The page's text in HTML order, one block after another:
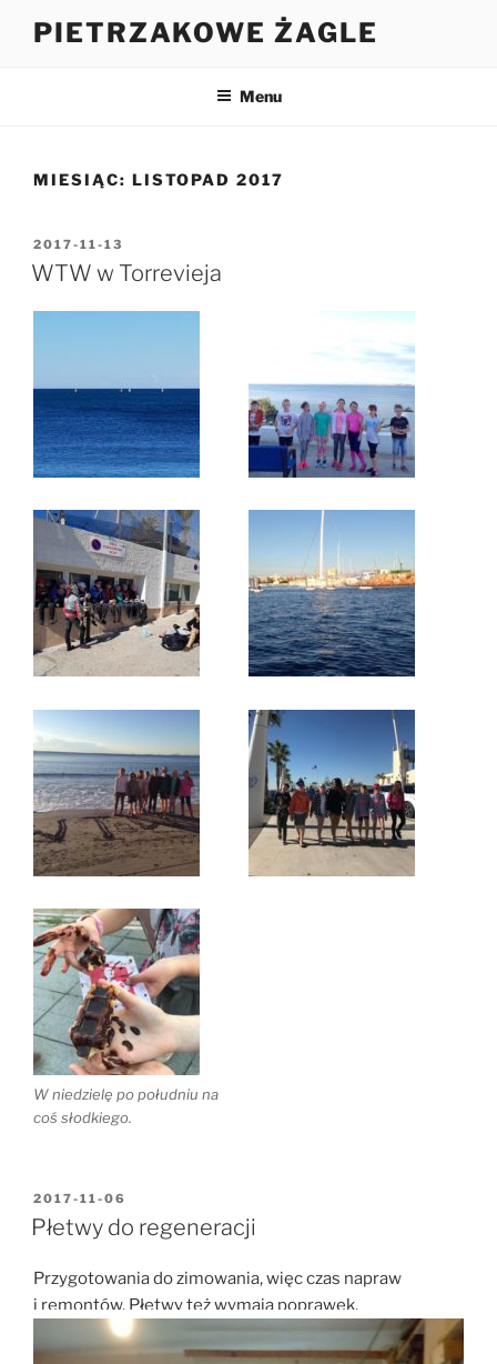
PIETRZAKOWE ŻAGLE
Menu
MIESIĄC: LISTOPAD 2017
OPUBLIKOWANE
W
2017-11-13
WTW w Torrevieja
W niedzielę po południu na
coś słodkiego.
OPUBLIKOWANE
W
2017-11-06
Płetwy do regeneracji
Przygotowania do zimowania, więc czas napraw
i remontów. Płetwy też wymają poprawek.